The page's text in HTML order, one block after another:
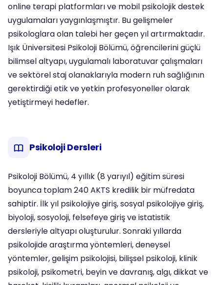
online terapi platformları ve mobil psikolojik destek
uygulamaları yaygınlaşmıştır. Bu gelişmeler
psikologlara olan talebi her geçen yıl artırmaktadır.
Işık Üniversitesi Psikoloji Bölümü, öğrencilerini güçlü
bilimsel altyapı, uygulamalı laboratuvar çalışmaları
ve sektörel staj olanaklarıyla modern ruh sağlığının
gerektirdiği etik ve yetkin profesyoneller olarak
yetiştirmeyi hedefler.
Psikoloji Dersleri
Psikoloji Bölümü, 4 yıllık (8 yarıyıl) eğitim süresi
boyunca toplam 240 AKTS kredilik bir müfredata
sahiptir. İlk yıl psikolojiye giriş, sosyal psikolojiye giriş,
biyoloji, sosyoloji, felsefeye giriş ve istatistik
dersleriyle altyapı oluşturulur. Sonraki yıllarda
psikolojide araştırma yöntemleri, deneysel
yöntemler, gelişim psikolojisi, bilişsel psikoloji, klinik
psikoloji, psikometri, beyin ve davranış, algı, dikkat ve